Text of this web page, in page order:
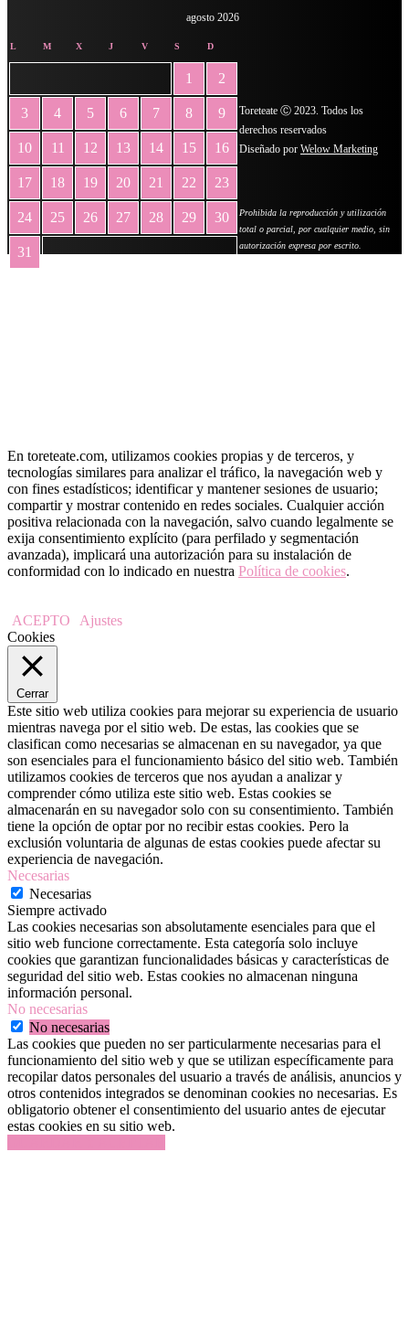
agosto 2026
L M X J V S D
1 2
3 4 5 6 7 8 9
10 11 12 13 14 15 16
17 18 19 20 21 22 23
24 25 26 27 28 29 30
31
Toreteate Ⓒ 2023. Todos los
derechos reservados
Diseñado por Welow Marketing
Prohibida la reproducción y utilización
total o parcial, por cualquier medio, sin
autorización expresa por escrito.
En toreteate.com, utilizamos cookies propias y de terceros, y
tecnologías similares para analizar el tráfico, la navegación web y
con fines estadísticos; identificar y mantener sesiones de usuario;
compartir y mostrar contenido en redes sociales. Cualquier acción
positiva relacionada con la navegación, salvo cuando legalmente se
exija consentimiento explícito (para perfilado y segmentación
avanzada), implicará una autorización para su instalación de
conformidad con lo indicado en nuestra Política de cookies.
ACEPTO
Ajustes
Cookies
Cerrar
Este sitio web utiliza cookies para mejorar su experiencia de usuario
mientras navega por el sitio web. De estas, las cookies que se
clasifican como necesarias se almacenan en su navegador, ya que
son esenciales para el funcionamiento básico del sitio web. También
utilizamos cookies de terceros que nos ayudan a analizar y
comprender cómo utiliza este sitio web. Estas cookies se
almacenarán en su navegador solo con su consentimiento. También
tiene la opción de optar por no recibir estas cookies. Pero la
exclusión voluntaria de algunas de estas cookies puede afectar su
experiencia de navegación.
Necesarias
Necesarias
Siempre activado
Las cookies necesarias son absolutamente esenciales para que el
sitio web funcione correctamente. Esta categoría solo incluye
cookies que garantizan funcionalidades básicas y características de
seguridad del sitio web. Estas cookies no almacenan ninguna
información personal.
No necesarias
No necesarias
Las cookies que pueden no ser particularmente necesarias para el
funcionamiento del sitio web y que se utilizan específicamente para
recopilar datos personales del usuario a través de análisis, anuncios y
otros contenidos integrados se denominan cookies no necesarias. Es
obligatorio obtener el consentimiento del usuario antes de ejecutar
estas cookies en su sitio web.